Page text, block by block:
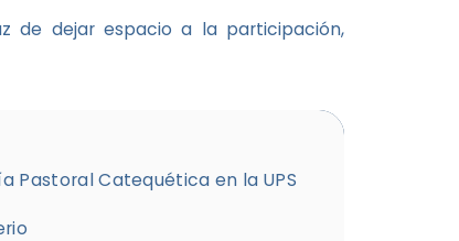
de dejar espacio a la participación,
Pastoral Catequética en la UPS